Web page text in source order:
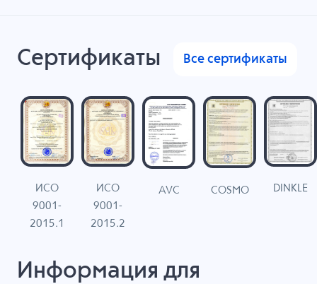
Сертификаты Все сертификаты
ИСО
9001-
2015.1
ИСО
9001-
2015.2
AVC COSMO DINKLE
Информация для